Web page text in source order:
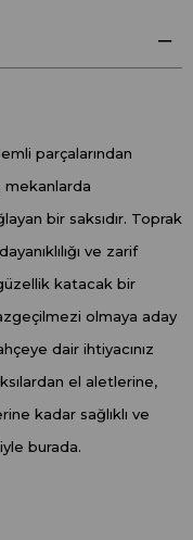
parçalarından
mekanlarda
bir saksıdır. Toprak
ve zarif
katacak bir
olmaya aday
dair ihtiyacınız
el aletlerine,
kadar sağlıklı ve
burada.